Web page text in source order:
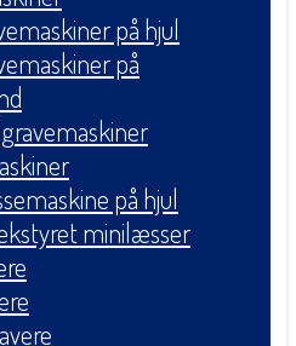
på hjul
på
på hjul
minilæsser